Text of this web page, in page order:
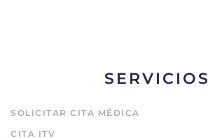
SERVICIOS
SOLICITAR CITA MÉDICA
CITA ITV